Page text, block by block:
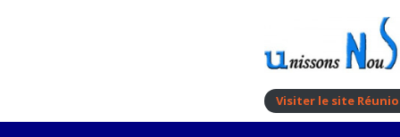
Visiter le site